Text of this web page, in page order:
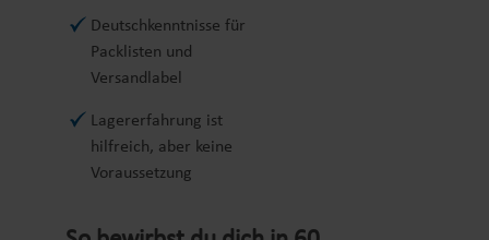
Deutschkenntnisse für
Packlisten und
Versandlabel
Lagererfahrung ist
hilfreich, aber keine
Voraussetzung